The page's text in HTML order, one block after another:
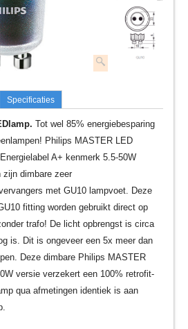
Specificaties
Tot wel 85% energiebesparing
Philips MASTER LED
A+ kenmerk 5.5-50W
zijn dimbare zeer
met GU10 lampvoet. Deze
fitting worden gebruikt direct op
trafo! De licht opbrengst is circa
is. Dit is ongeveer een 5x meer dan
Deze dimbare Philips MASTER
versie verzekert een 100% retrofit-
qua afmetingen identiek is aan